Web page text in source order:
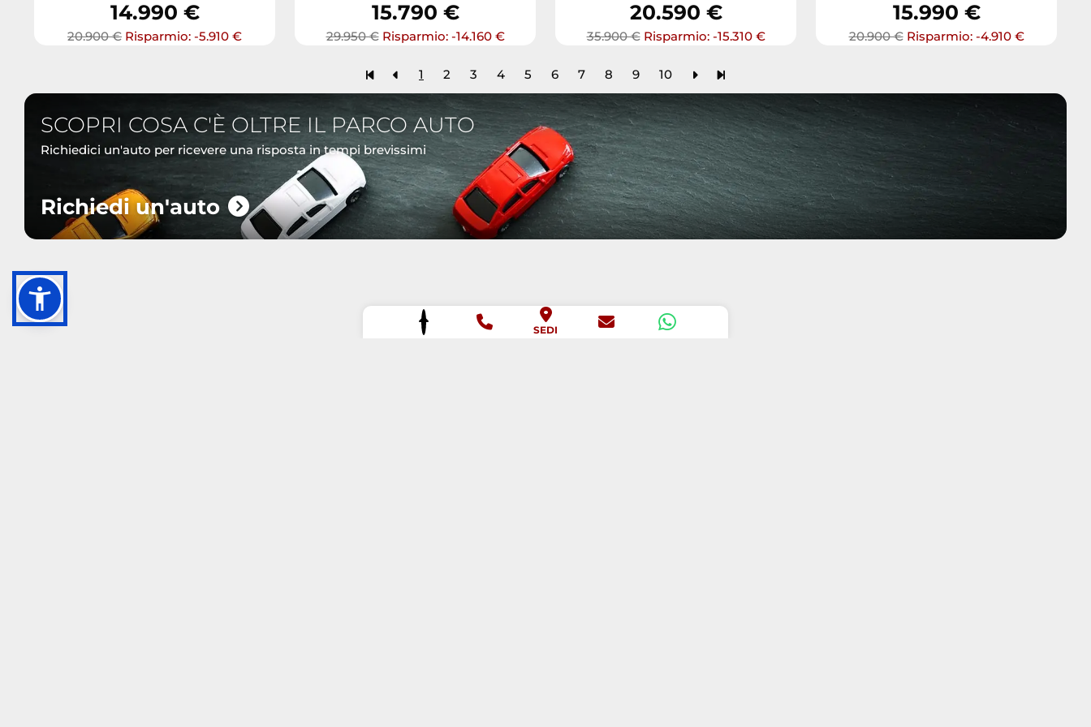
14.990 €
20.900 € Risparmio: -5.910 €
15.790 €
29.950 € Risparmio: -14.160 €
20.590 €
35.900 € Risparmio: -15.310 €
15.990 €
20.900 € Risparmio: -4.910 €
1 2 3 4 5 6 7 8 9 10
SCOPRI COSA C'È OLTRE IL PARCO AUTO
Richiedici un'auto per ricevere una risposta in tempi brevissimi
Richiedi un'auto
SEDI